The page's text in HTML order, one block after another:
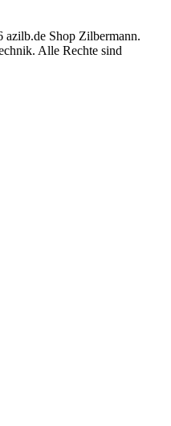
Shop Zilbermann.
Alle Rechte sind